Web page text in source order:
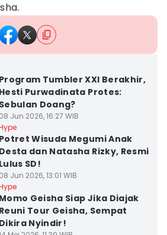
Program Tumbler XXI Berakhir,
Hesti Purwadinata Protes:
Sebulan Doang?
08 Jun 2026, 16:27 WIB
Potret Wisuda Megumi Anak
Desta dan Natasha Rizky, Resmi
Lulus SD!
08 Jun 2026, 13:01 WIB
Momo Geisha Siap Jika Diajak
Reuni Tour Geisha, Sempat
Dikira Nyindir!